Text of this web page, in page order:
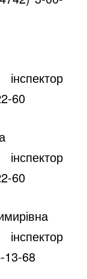
60
60
13-68